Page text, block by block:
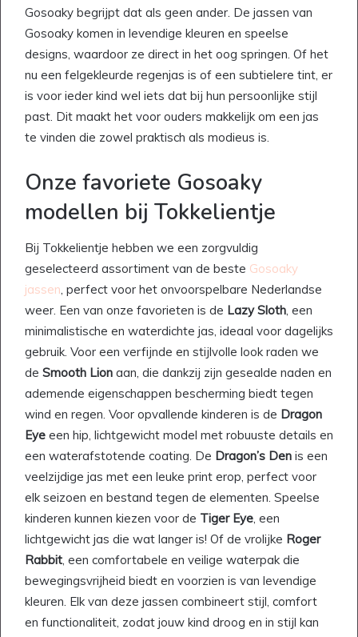
Gosoaky begrijpt dat als geen ander. De jassen van
Gosoaky komen in levendige kleuren en speelse
designs, waardoor ze direct in het oog springen. Of het
nu een felgekleurde regenjas is of een subtielere tint, er
is voor ieder kind wel iets dat bij hun persoonlijke stijl
past. Dit maakt het voor ouders makkelijk om een jas
te vinden die zowel praktisch als modieus is.
Onze favoriete Gosoaky
modellen bij Tokkelientje
Bij Tokkelientje hebben we een zorgvuldig
geselecteerd assortiment van de beste Gosoaky
jassen, perfect voor het onvoorspelbare Nederlandse
weer. Een van onze favorieten is de Lazy Sloth, een
minimalistische en waterdichte jas, ideaal voor dagelijks
gebruik. Voor een verfijnde en stijlvolle look raden we
de Smooth Lion aan, die dankzij zijn gesealde naden en
ademende eigenschappen bescherming biedt tegen
wind en regen. Voor opvallende kinderen is de Dragon
Eye een hip, lichtgewicht model met robuuste details en
een waterafstotende coating. De Dragon’s Den is een
veelzijdige jas met een leuke print erop, perfect voor
elk seizoen en bestand tegen de elementen. Speelse
kinderen kunnen kiezen voor de Tiger Eye, een
lichtgewicht jas die wat langer is! Of de vrolijke Roger
Rabbit, een comfortabele en veilige waterpak die
bewegingsvrijheid biedt en voorzien is van levendige
kleuren. Elk van deze jassen combineert stijl, comfort
en functionaliteit, zodat jouw kind droog en in stijl kan